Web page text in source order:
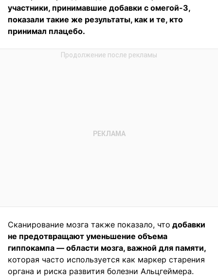
участники, принимавшие добавки с омегой-3,
показали такие же результаты, как и те, кто
принимал плацебо.
Сканирование мозга также показало, что добавки
не предотвращают уменьшение объема
гиппокампа — области мозга, важной для памяти,
которая часто используется как маркер старения
органа и риска развития болезни Альцгеймера.